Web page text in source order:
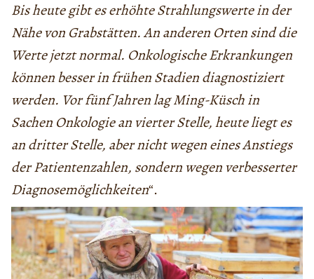
Bis heute gibt es erhöhte Strahlungswerte in der
Nähe von Grabstätten. An anderen Orten sind die
Werte jetzt normal. Onkologische Erkrankungen
können besser in frühen Stadien diagnostiziert
werden. Vor fünf Jahren lag Ming-Küsch in
Sachen Onkologie an vierter Stelle, heute liegt es
an dritter Stelle, aber nicht wegen eines Anstiegs
der Patientenzahlen, sondern wegen verbesserter
Diagnosemöglichkeiten“.